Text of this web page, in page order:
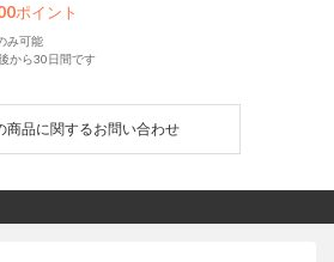
ポイント
み可能
から30日間です
商品に関するお問い合わせ